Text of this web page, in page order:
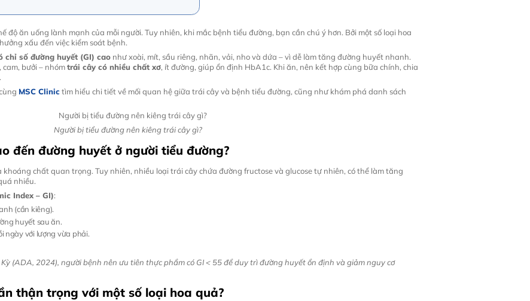
độ ăn uống lành mạnh của mỗi người. Tuy nhiên, khi mắc bệnh tiểu đường, bạn cần chú ý hơn. Bởi một số loại hoa
xấu đến việc kiểm soát bệnh.
chỉ số đường huyết (GI) caonhư xoài, mít, sầu riêng, nhãn, vải, nho và dứa – vì dễ làm tăng đường huyết nhanh.
bưởi – nhómtrái cây có nhiều chất xơ, ít đường, giúp ổn định HbA1c. Khi ăn, nên kết hợp cùng bữa chính, chia
MSC Clinictìm hiểu chi tiết về mối quan hệ giữa trái cây và bệnh tiểu đường, cũng như khám phá danh sách
Người bị tiểu đường nên kiêng trái cây gì?
đến đường huyết ở người tiểu đường?
chất quan trọng. Tuy nhiên, nhiều loại trái cây chứa đường fructose và glucose tự nhiên, có thể làm tăng
nhiều.
Index – GI):
(cần kiêng).
huyết sau ăn.
ngày với lượng vừa phải.
(ADA, 2024), người bệnh nên ưu tiên thực phẩm có GI < 55 để duy trì đường huyết ổn định và giảm nguy cơ
thận trọng với một số loại hoa quả?